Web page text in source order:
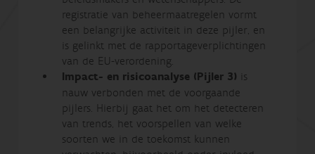
registratie van beheermaatregelen vormt
een belangrijke activiteit in deze pijler, en
is gelinkt met de rapportageverplichtingen
van de EU-verordening.
Impact- en risicoanalyse (Pijler 3) is
nauw verbonden met de voorgaande
pijlers. Hierbij gaat het om het detecteren
van trends, het voorspellen van welke
soorten we in de toekomst kunnen